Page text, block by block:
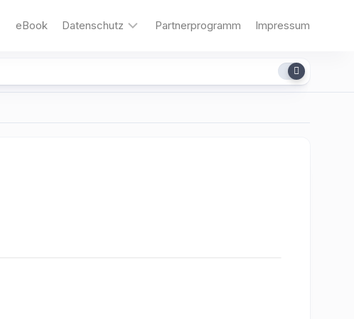
eBook Datenschutz Partnerprogramm Impressum